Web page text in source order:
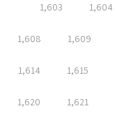
1,603 1,604
1,608 1,609
1,614 1,615
1,620 1,621